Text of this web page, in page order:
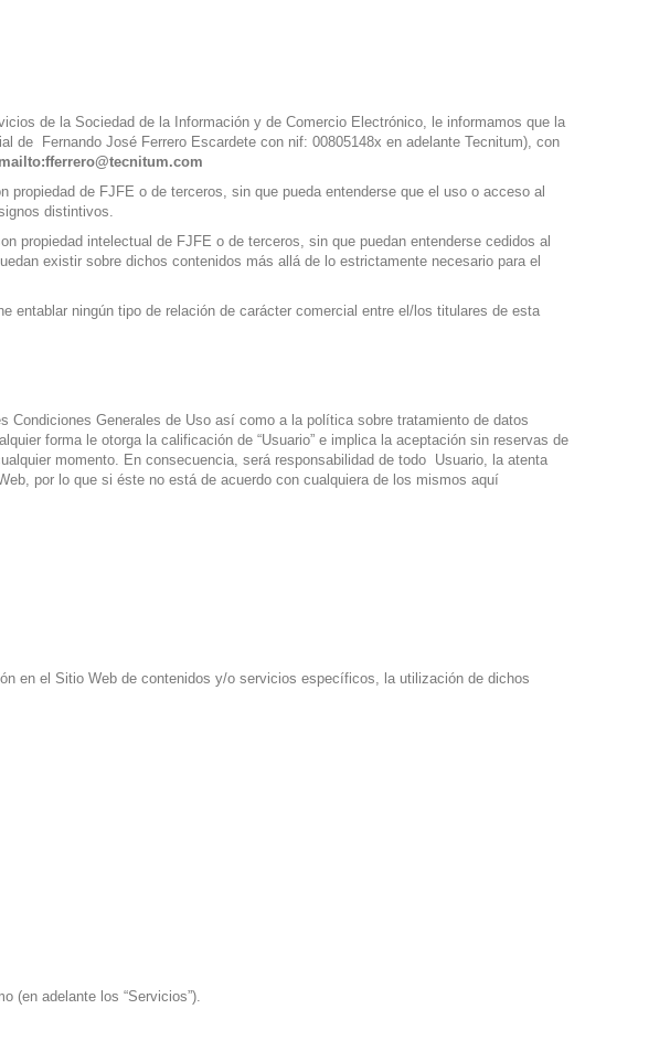
de la Sociedad de la Información y de Comercio Electrónico, le informamos que la
de Fernando José Ferrero Escardete con nif: 00805148x en adelante Tecnitum), con
mailto:fferrero@tecnitum.com
de FJFE o de terceros, sin que pueda entenderse que el uso o acceso al
distintivos.
propiedad intelectual de FJFE o de terceros, sin que puedan entenderse cedidos al
existir sobre dichos contenidos más allá de lo estrictamente necesario para el
ningún tipo de relación de carácter comercial entre el/los titulares de esta
Generales de Uso así como a la política sobre tratamiento de datos
forma le otorga la calificación de “Usuario” e implica la aceptación sin reservas de
momento. En consecuencia, será responsabilidad de todo Usuario, la atenta
por lo que si éste no está de acuerdo con cualquiera de los mismos aquí
en el Sitio Web de contenidos y/o servicios específicos, la utilización de dichos
(en adelante los “Servicios”).